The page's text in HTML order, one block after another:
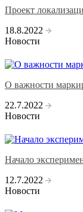
Проект
18.8.2022
Новости
О важности
22.7.2022
Новости
Начало
12.7.2022
Новости